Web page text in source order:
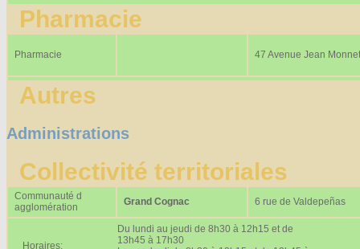
Pharmacie
Pharmacie 47 Avenue Jean Monnet
Autres
Administrations
Collectivité territoriales
Communauté d
agglomération
Grand Cognac 6 rue de Valdepeñas
Horaires:
Du lundi au jeudi de 8h30 à 12h15 et de
13h45 à 17h30